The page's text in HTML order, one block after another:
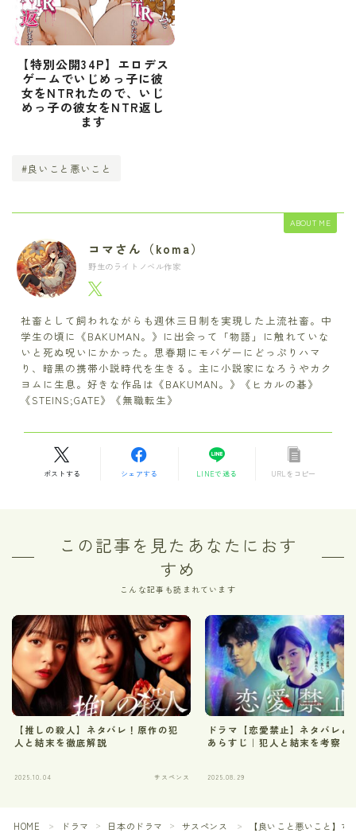
【特別公開34P】エロデス
ゲームでいじめっ子に彼
女をNTRれたので、いじ
めっ子の彼女をNTR返し
ます
#良いこと悪いこと
ABOUT ME
コマさん（koma）
野生のライトノベル作家
社畜として飼われながらも週休三日制を実現した上流社畜。中
学生の頃に《BAKUMAN。》に出会って「物語」に触れていな
いと死ぬ呪いにかかった。思春期にモバゲーにどっぷりハマ
り、暗黒の携帯小説時代を生きる。主に小説家になろうやカク
ヨムに生息。好きな作品は《BAKUMAN。》《ヒカルの碁》
《STEINS;GATE》《無職転生》
ポストする シェアする LINEで送る URLをコピー
この記事を見たあなたにおす
すめ
こんな記事も読まれています
【推しの殺人】ネタバレ！原作の犯
人と結末を徹底解説
2025.10.04 サスペンス
ドラマ【恋愛禁止】ネタバレと
あらすじ｜犯人と結末を考察
2025.08.29
HOME ＞ ドラマ ＞ 日本のドラマ ＞ サスペンス ＞ 【良いこと悪いこと】